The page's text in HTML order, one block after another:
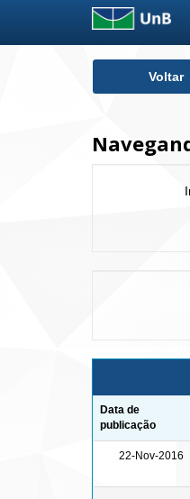
Voltar
Data de
publicação
22-Nov-2016